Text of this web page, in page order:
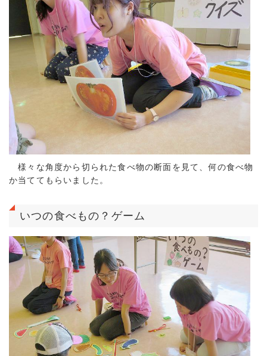
様々な角度から切られた食べ物の断面を見て、何の食べ物
か当ててもらいました。
いつの食べもの？ゲーム